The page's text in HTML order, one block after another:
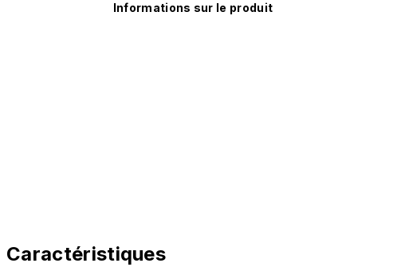
Informations sur le produit
Caractéristiques